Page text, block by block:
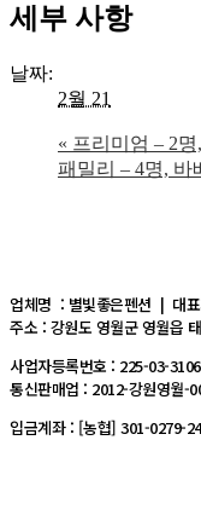
세부 사항
날짜:
2월 21
« 프리미엄 – 2
패밀리 – 4명, 바
업체명 : 별빛좋은펜션 | 대
주소 : 강원도 영월군 영월읍
사업자등록번호 : 225-03-
통신판매업 : 2012-강원영월-
입금계좌 : [농협] 301-0279-